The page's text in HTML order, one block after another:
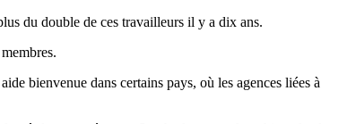
du double de ces travailleurs il y a dix ans.
bienvenue dans certains pays, où les agences liées à